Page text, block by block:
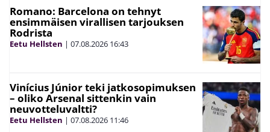
Romano: Barcelona on tehnyt
ensimmäisen virallisen tarjouksen
Rodrista
Eetu Hellsten | 07.08.2026 16:43
Vinícius Júnior teki jatkosopimuksen
– oliko Arsenal sittenkin vain
neuvotteluvaltti?
Eetu Hellsten | 07.08.2026 11:46